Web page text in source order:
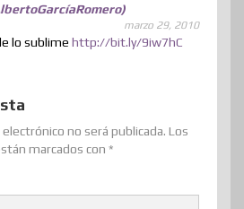
marzo 29, 2010
lo sublime http://bit.ly/9iw7hC
no será publicada. Los
marcados con *